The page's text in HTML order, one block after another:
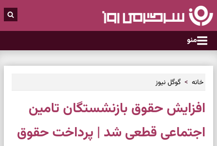
منو
خانه گوگل نیوز
افزایش حقوق بازنشستگان تامین
اجتماعی قطعی شد | پرداخت حقوق